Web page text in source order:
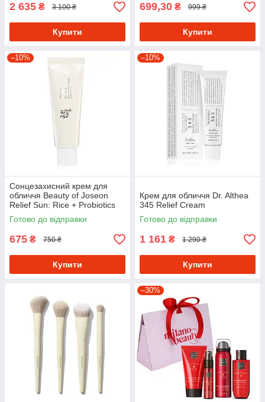
2 635 ₴ 3 100 ₴
Купити
699,30 ₴ 999 ₴
Купити
–10%
Сонцезахисний крем для
обличчя Beauty of Joseon
Relief Sun: Rice + Probiotics
SPF50+ PA++++
Готово до відправки
675 ₴ 750 ₴
Купити
–10%
Крем для обличчя Dr. Althea
345 Relief Cream
Готово до відправки
1 161 ₴ 1 290 ₴
Купити
–30%